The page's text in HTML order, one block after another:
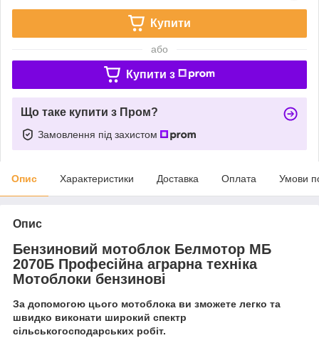
Купити
або
Купити з
Що таке купити з Пром?
Замовлення під захистом
Опис Характеристики Доставка Оплата Умови
Опис
Бензиновий мотоблок Белмотор МБ
2070Б Професійна аграрна техніка
Мотоблоки бензинові
За допомогою цього мотоблока ви зможете легко та
швидко виконати широкий спектр
сільськогосподарських робіт.